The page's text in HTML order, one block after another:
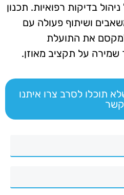
בדיקות רפואיות. תכנון
ושיתוף פעולה עם
את התועלת
על תקציב מאוזן.
תוכלו לסרב צרו איתנו
קשר